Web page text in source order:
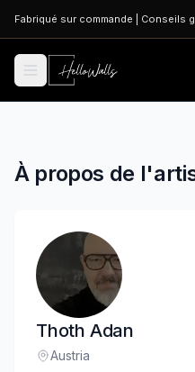
Aller au contenu principal
Fabriqué sur commande Conseils
À propos de
Thoth Adan
Lieu:
Austria